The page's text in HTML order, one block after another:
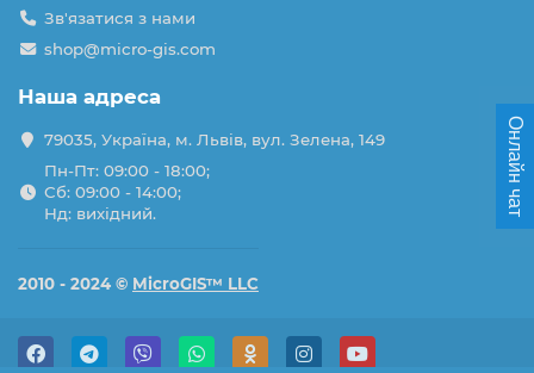
Зв'язатися з нами
shop@micro-gis.com
Наша адреса
79035, Україна, м. Львів, вул. Зелена, 149
Пн-Пт: 09:00 - 18:00;
Сб: 09:00 - 14:00;
Нд: вихідний.
2010 - 2024 © MicroGIS™ LLC
Онлайн чат